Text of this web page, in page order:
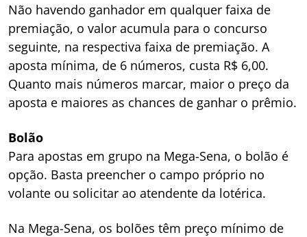
Não havendo ganhador em qualquer faixa de
premiação, o valor acumula para o concurso
seguinte, na respectiva faixa de premiação. A
aposta mínima, de 6 números, custa R$ 6,00.
Quanto mais números marcar, maior o preço da
aposta e maiores as chances de ganhar o prêmio.
Bolão
Para apostas em grupo na Mega-Sena, o bolão é
opção. Basta preencher o campo próprio no
volante ou solicitar ao atendente da lotérica.
Na Mega-Sena, os bolões têm preço mínimo de